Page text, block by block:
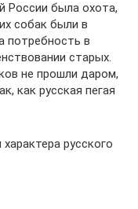
России была охота,
собак были в
потребность в
старых.
не прошли даром,
как русская пегая
русского